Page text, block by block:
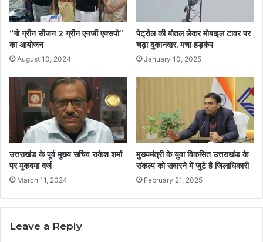
“गो ग्रीन सीजन 2 ग्रीन एनर्जी एक्सपो”
का आयोजन
August 10, 2024
पेट्रोल की बोतल लेकर मोबाइल टावर पर
चढ़ा दुकानदार, मचा हड़कंप
January 10, 2025
उत्तराखंड के पूर्व मुख्य सचिव राकेश शर्मा
पर मुकदमा दर्ज
March 11, 2024
मुख्यमंत्री के युवा विकसित उत्तराखंड के
संकल्प को सवारने में जुटे है जिलाधिकारी
February 21, 2025
Leave a Reply